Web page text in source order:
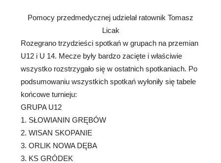
Pomocy przedmedycznej udzielał ratownik Tomasz
Licak
Rozegrano trzydzieści spotkań w grupach na przemian
U12 i U 14. Mecze były bardzo zacięte i właściwie
wszystko rozstrzygało się w ostatnich spotkaniach. Po
podsumowaniu wszystkich spotkań wyłoniły się tabele
końcowe turnieju:
GRUPA U12
1. SŁOWIANIN GRĘBÓW
2. WISAN SKOPANIE
3. ORLIK NOWA DĘBA
3. KS GRÓDEK